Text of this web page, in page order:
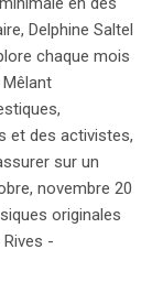
Delphine Saltel
chaque mois
et des activistes,
sur un
novembre 20
originales
-